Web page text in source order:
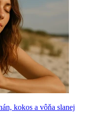
kokos a vôňa slanej